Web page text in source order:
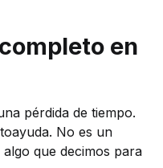
en
pérdida de tiempo.
No es un
que decimos para